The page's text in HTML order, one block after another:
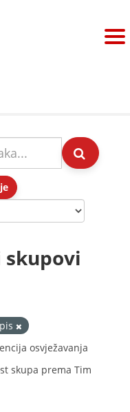
osvježavanja
skupa prema Tim